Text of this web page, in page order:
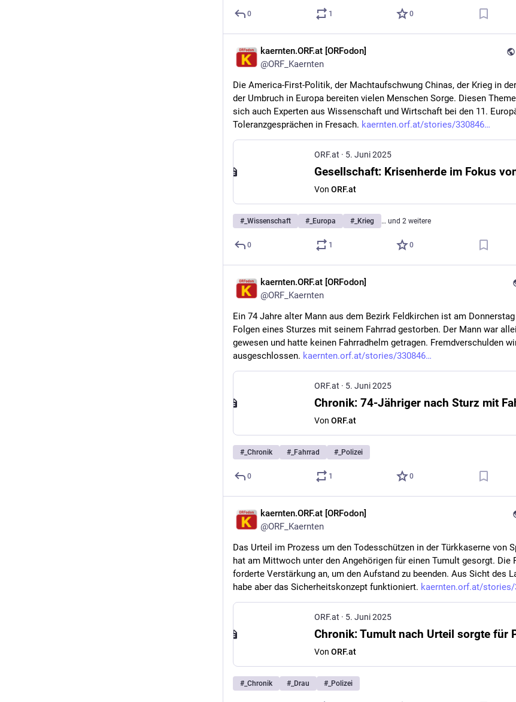
0 1 0
kaernten.ORF.at [ORFodon]
@ORF_Kaernten
Die America-First-Politik, der Machtaufschwung Chinas, der Krieg in
der Umbruch in Europa bereiten vielen Menschen Sorge. Diesen
sich auch Experten aus Wissenschaft und Wirtschaft bei den 11.
Toleranzgesprächen in Fresach. kaernten.orf.at/stories/330846
ORF.at · 5. Juni 2025
Von ORF.at
# _Wissenschaft # _Europa # _Krieg … und 2 weitere
0 1 0
kaernten.ORF.at [ORFodon]
@ORF_Kaernten
Ein 74 Jahre alter Mann aus dem Bezirk Feldkirchen ist am
Folgen eines Sturzes mit seinem Fahrrad gestorben. Der Mann war
gewesen und hatte keinen Fahrradhelm getragen. Fremdverschulden
ausgeschlossen. kaernten.orf.at/stories/330846
ORF.at · 5. Juni 2025
Von ORF.at
# _Chronik # _Fahrrad # _Polizei
0 1 0
kaernten.ORF.at [ORFodon]
@ORF_Kaernten
Das Urteil im Prozess um den Todesschützen in der Türkkaserne von
hat am Mittwoch unter den Angehörigen für einen Tumult gesorgt. Die
forderte Verstärkung an, um den Aufstand zu beenden. Aus Sicht des
habe aber das Sicherheitskonzept funktioniert. kaernten.orf.at/stories/
ORF.at · 5. Juni 2025
Von ORF.at
# _Chronik # _Drau # _Polizei